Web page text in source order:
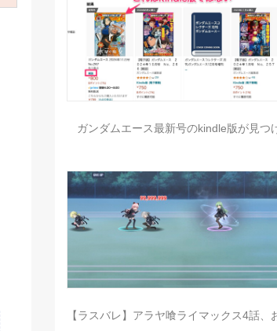
ガンダムエース最新号のkindle版が見つ
【ラスバレ】アラヤ喰ライマックス4話、